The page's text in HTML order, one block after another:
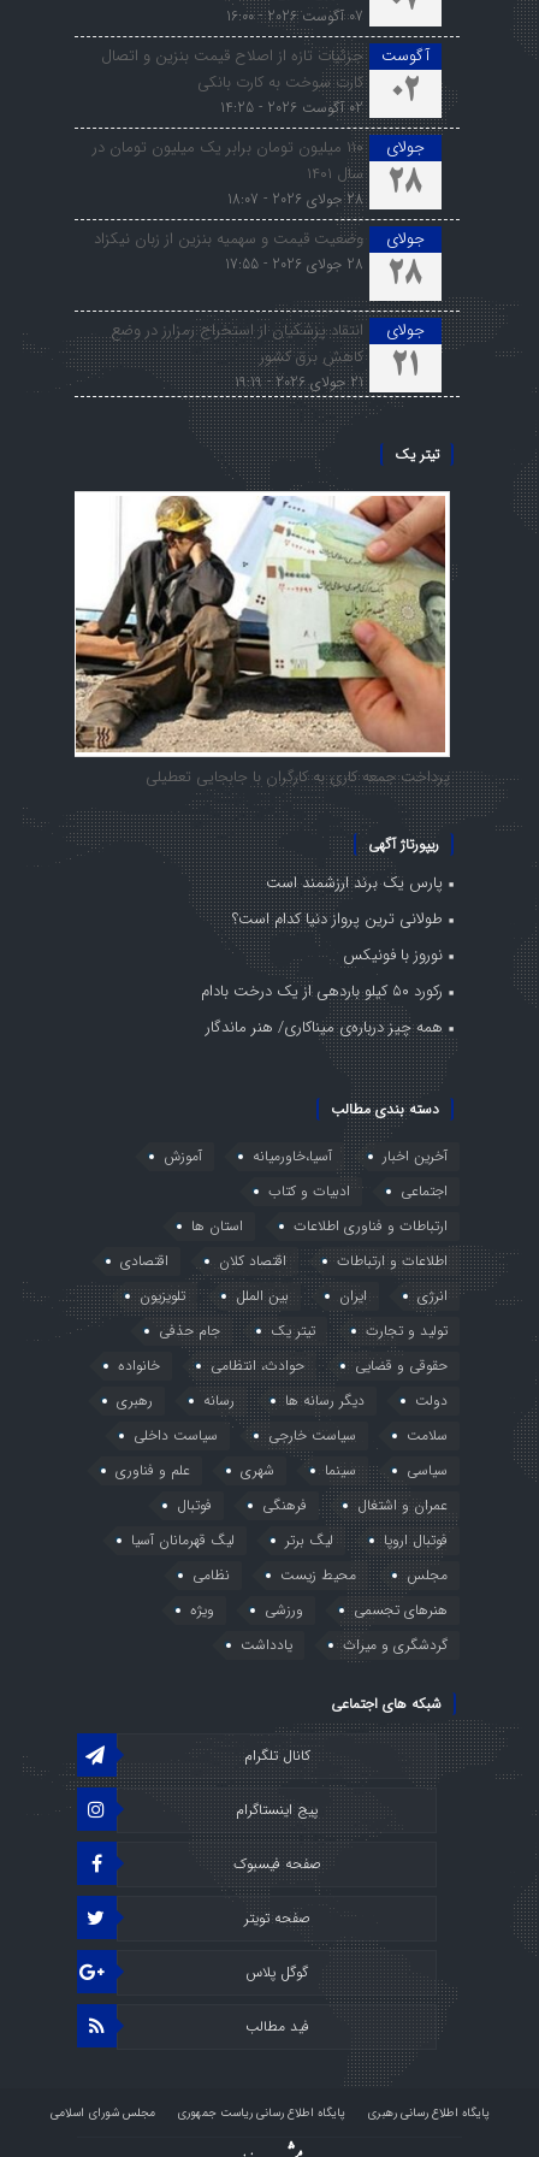
07 آگوست 2026 - 16:00
آگوست
02
جزئیات تازه از اصلاح قیمت بنزین و اتصال
کارت سوخت به کارت بانکی
02 آگوست 2026 - 14:25
جولای
28
۱۱۰ میلیون تومان برابر یک میلیون تومان در
سال ۱۴۰۱
28 جولای 2026 - 18:07
جولای
28
وضعیت قیمت و سهمیه بنزین از زبان نیکزاد
28 جولای 2026 - 17:55
جولای
21
انتقاد پزشکیان از استخراج رمزارز در وضع
کاهش برق کشور
21 جولای 2026 - 19:19
تیتر یک
پرداخت جمعه کاری به کارگران با جابجایی تعطیلی
ریپورتاژ آگهی
پارس یک برند ارزشمند است
طولانی ترین پرواز دنیا کدام است؟
نوروز با فونیکس
رکورد ۵۰ کیلو باردهی از یک درخت بادام
همه چیز درباره‌ی میناکاری/ هنر ماندگار
دسته بندی مطالب
آخرین اخبار آسیا،خاورمیانه
آموزش
اجتماعی
ادبیات و کتاب
ارتباطات و فناوری اطلاعات
استان ها
اطلاعات و ارتباطات
اقتصاد کلان
اقتصادی
انرژی
ایران بین الملل
تلویزیون
تولید و تجارت
تیتر یک
جام حذفی
حقوقی و قضایی
حوادث، انتظامی
خانواده
دولت
دیگر رسانه ها رسانه
رهبری
سلامت
سیاست خارجی
سیاست داخلی
سیاسی
سینما شهری
علم و فناوری
عمران و اشتغال
فرهنگی
فوتبال
فوتبال اروپا
لیگ برتر
لیگ قهرمانان آسیا
مجلس
محیط زیست
نظامی
هنرهای تجسمی
ورزشی
ویژه
گردشگری و میراث
یادداشت
شبکه های اجتماعی
کانال تلگرام
پیج اینستاگرام
صفحه فیسبوک
صفحه تویتر
گوگل پلاس
فید مطالب
پایگاه اطلاع رسانی رهبری پایگاه اطلاع رسانی ریاست جمهوری مجلس شورای اسلامی